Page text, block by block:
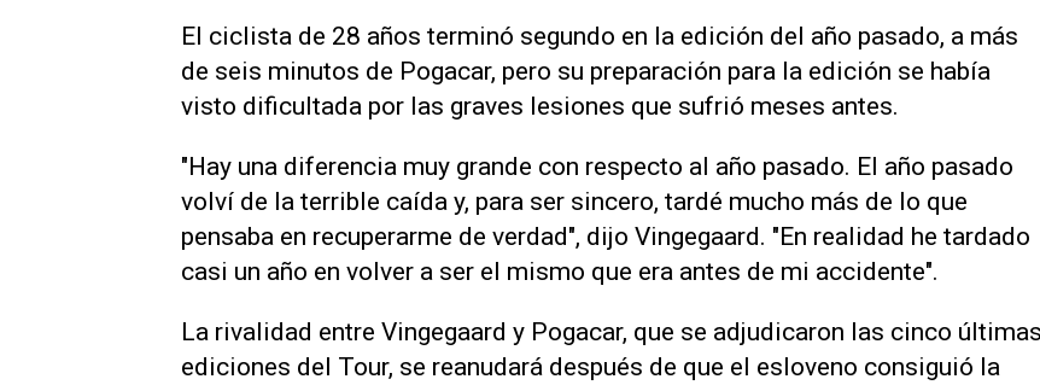
El ciclista de 28 años terminó segundo en la edición del año pasado, a más
de seis minutos de Pogacar, pero su preparación para la edición se había
visto dificultada por las graves lesiones que sufrió meses antes.
"Hay una diferencia muy grande con respecto al año pasado. El año pasado
volví de la terrible caída y, para ser sincero, tardé mucho más de lo que
pensaba en recuperarme de verdad", dijo Vingegaard. "En realidad he tardado
casi un año en volver a ser el mismo que era antes de mi accidente".
La rivalidad entre Vingegaard y Pogacar, que se adjudicaron las cinco últimas
ediciones del Tour, se reanudará después de que el esloveno consiguió la